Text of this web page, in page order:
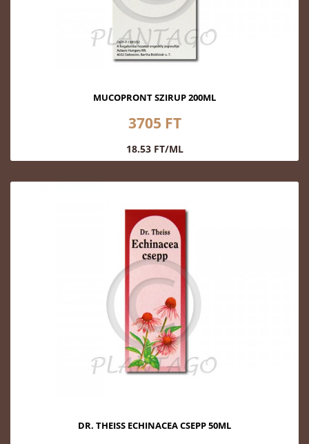
MUCOPRONT SZIRUP 200ML
3705 FT
18.53 FT/ML
DR. THEISS ECHINACEA CSEPP 50ML